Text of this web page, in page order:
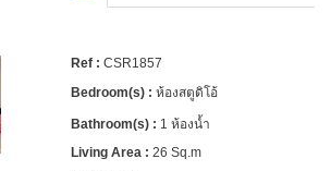
CSR1857
ห้องสตูดิโอ้
1 ห้องน้ำ
26 Sq.m